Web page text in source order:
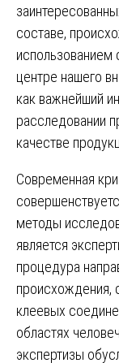
составе,
использованием
центре нашего
как важнейший
расследовании
качестве
Современная
методы
является
процедура
происхождения,
клеевых
областях
экспертизы